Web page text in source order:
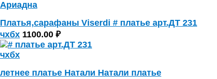
Платья,сарафаны Viserdi # платье арт.ДТ 231
чхбх 1100.00 ₽
летнее платье Натали Натали платье